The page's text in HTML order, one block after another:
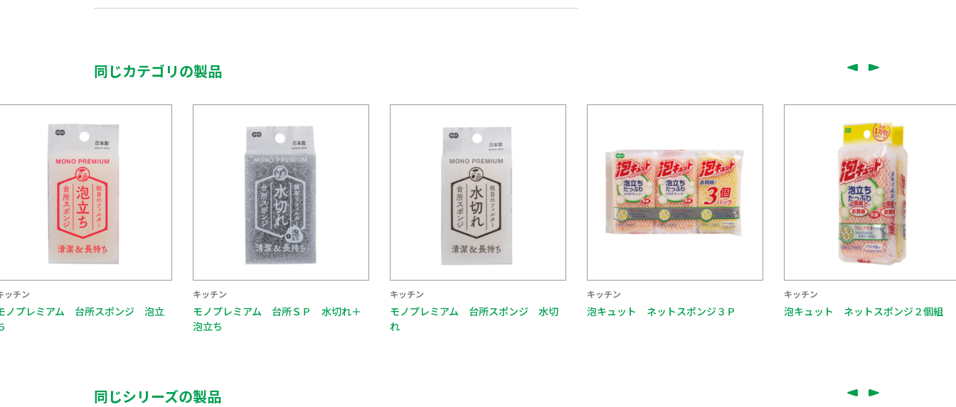
同じカテゴリの製品
ッチン
ノプレミアム 台所ＳＰ 水切れ＋
立ち
キッチン
モノプレミアム 台所スポンジ 水切
れ
キッチン
泡キュット ネットスポンジ３Ｐ
キッチン
泡キュット ネットスポンジ２個組
キッチン
まんてんスポンジ キッチン用 ２個
同じシリーズの製品